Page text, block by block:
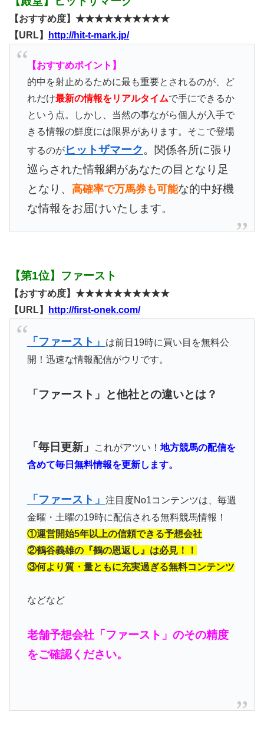
【おすすめ度】★★★★★★★★★★
【URL】
http://hit-t-mark.jp/
【おすすめポイント】
的中を射止めるために最も重要とされるのが、ど
れだけ最新の情報をリアルタイムで手にできるか
という点。しかし、当然の事ながら個人が入手で
きる情報の鮮度には限界があります。そこで登場
するのがヒットザマーク。関係各所に張り
巡らされた情報網があなたの目となり足
となり、 高確率で万馬券も可能な的中好機
な情報をお届けいたします。
【第1位】ファースト
【おすすめ度】★★★★★★★★★★
【URL】
http://first-onek.com/
「ファースト」
は前日19時に買い目を無料公
開！迅速な情報配信がウリです。
「ファースト」と他社との違いとは？
「毎日更新」 これがアツい！ 地方競馬の配信を
含めて毎日無料情報を更新します。
「ファースト」 注目度No1コンテンツは、毎週
金曜・土曜の19時に配信される無料競馬情報！
①運営開始5年以上の信頼できる予想会社
②鶴谷義雄の『鶴の恩返し』は必見！！
③何より質・量ともに充実過ぎる無料コンテンツ
などなど
老舗予想会社「ファースト」のその精度
をご確認ください。